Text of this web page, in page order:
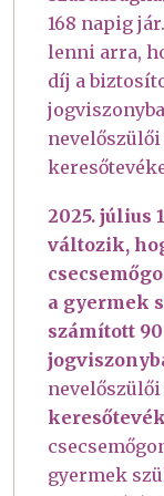
168 napig
lenni arra,
díj a
2025. július
változik,
a gyermek
számított
gyermek